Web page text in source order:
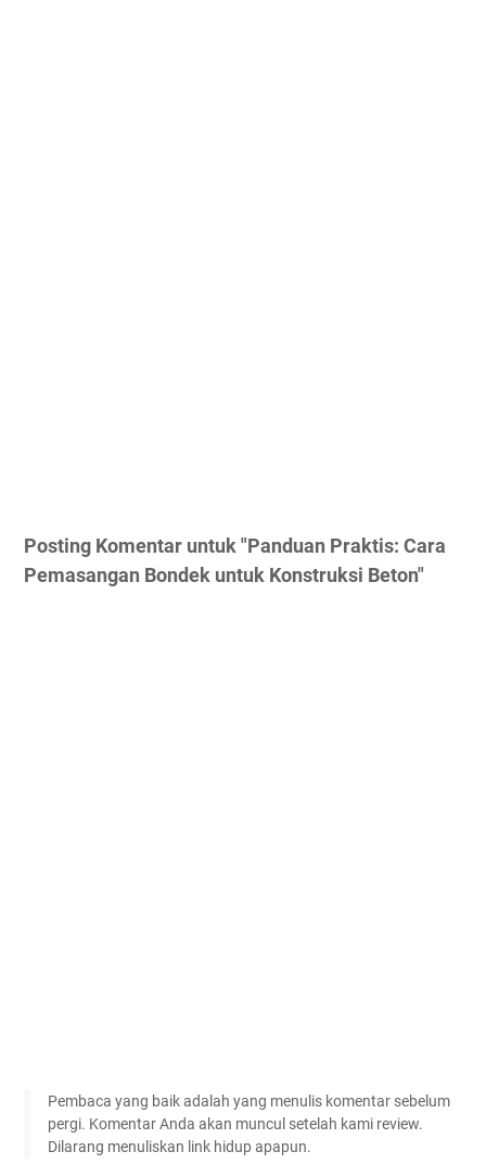
Posting Komentar untuk "Panduan Praktis: Cara
Pemasangan Bondek untuk Konstruksi Beton"
Pembaca yang baik adalah yang menulis komentar sebelum
pergi. Komentar Anda akan muncul setelah kami review.
Dilarang menuliskan link hidup apapun.